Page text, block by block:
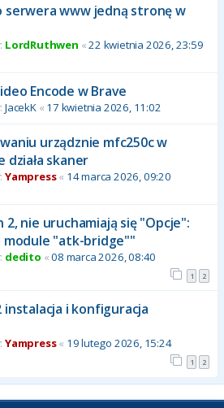
serwera www jedną stronę w
LordRuthwen «22 kwietnia 2026, 23:59
Encode w Brave
JacekK« 17 kwietnia 2026, 11:02
urządznie mfc250c w
działa skaner
Yampress« 14 marca 2026, 09:20
2, nie uruchamiają się "Opcje":
module "atk-bridge""
dedito «08 marca 2026, 08:40
1 2
instalacja i konfiguracja
Yampress« 19 lutego 2026, 15:24
1 2